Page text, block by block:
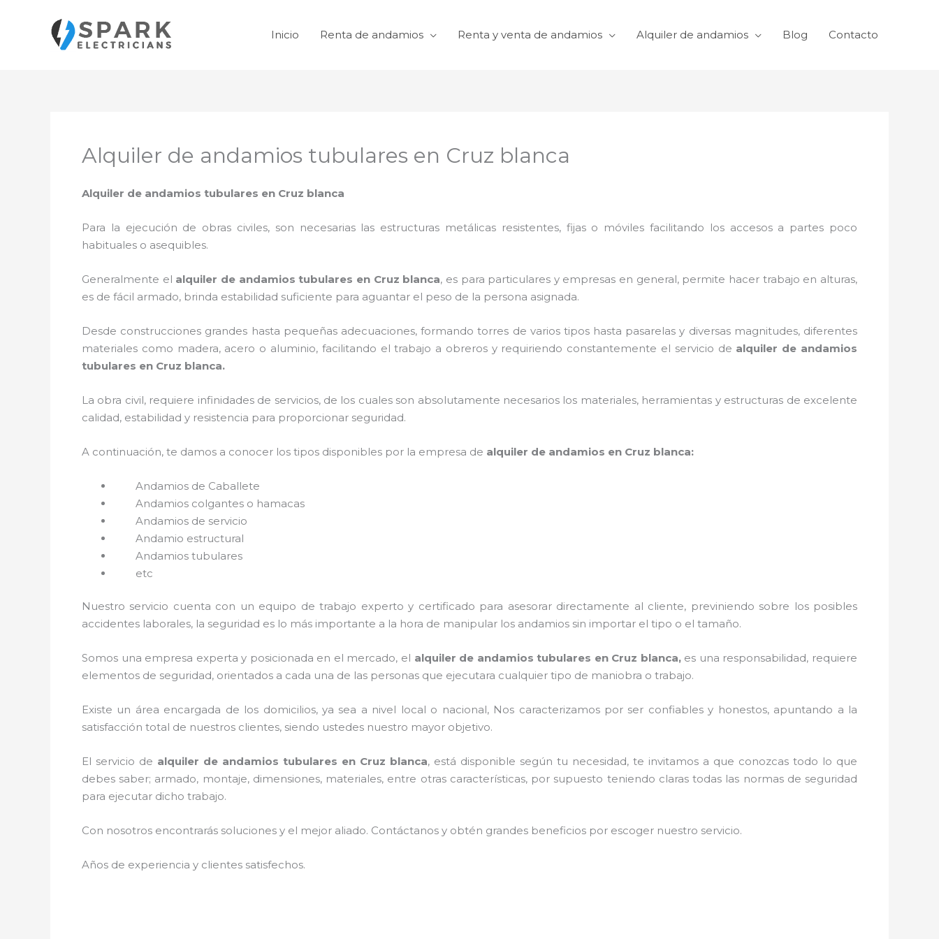
contenido
Inicio Renta de andamios Renta y venta de andamios Alquiler de andamios Blog Contacto
Alquiler de andamios tubulares en Cruz blanca
Alquiler de andamios tubulares en Cruz blanca
Para la ejecución de obras civiles, son necesarias las estructuras metálicas resistentes, fijas o móviles facilitando los accesos a partes poco
habituales o asequibles.
Generalmente el alquiler de andamios tubulares en Cruz blanca, es para particulares y empresas en general, permite hacer trabajo en alturas,
es de fácil armado, brinda estabilidad suficiente para aguantar el peso de la persona asignada.
Desde construcciones grandes hasta pequeñas adecuaciones, formando torres de varios tipos hasta pasarelas y diversas magnitudes, diferentes
materiales como madera, acero o aluminio, facilitando el trabajo a obreros y requiriendo constantemente el servicio de alquiler de andamios
tubulares en Cruz blanca.
La obra civil, requiere infinidades de servicios, de los cuales son absolutamente necesarios los materiales, herramientas y estructuras de excelente
calidad, estabilidad y resistencia para proporcionar seguridad.
A continuación, te damos a conocer los tipos disponibles por la empresa de alquiler de andamios en Cruz blanca:
Andamios de Caballete
Andamios colgantes o hamacas
Andamios de servicio
Andamio estructural
Andamios tubulares
etc
Nuestro servicio cuenta con un equipo de trabajo experto y certificado para asesorar directamente al cliente, previniendo sobre los posibles
accidentes laborales, la seguridad es lo más importante a la hora de manipular los andamios sin importar el tipo o el tamaño.
Somos una empresa experta y posicionada en el mercado, el alquiler de andamios tubulares en Cruz blanca,es una responsabilidad, requiere
elementos de seguridad, orientados a cada una de las personas que ejecutara cualquier tipo de maniobra o trabajo.
Existe un área encargada de los domicilios, ya sea a nivel local o nacional, Nos caracterizamos por ser confiables y honestos, apuntando a la
satisfacción total de nuestros clientes, siendo ustedes nuestro mayor objetivo.
El servicio de alquiler de andamios tubulares en Cruz blanca, está disponible según tu necesidad, te invitamos a que conozcas todo lo que
debes saber; armado, montaje, dimensiones, materiales, entre otras características, por supuesto teniendo claras todas las normas de seguridad
para ejecutar dicho trabajo.
Con nosotros encontrarás soluciones y el mejor aliado. Contáctanos y obtén grandes beneficios por escoger nuestro servicio.
Años de experiencia y clientes satisfechos.